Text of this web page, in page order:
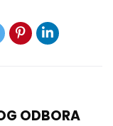
ODBORA